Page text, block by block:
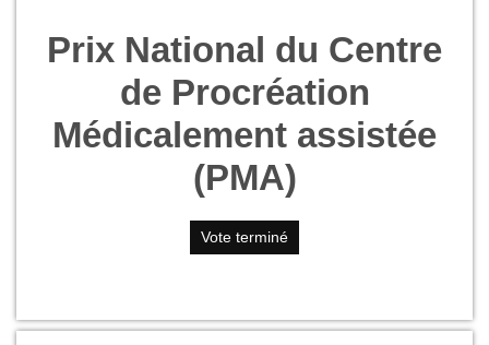
Prix National du Centre
de Procréation
Médicalement assistée
(PMA)
Vote terminé